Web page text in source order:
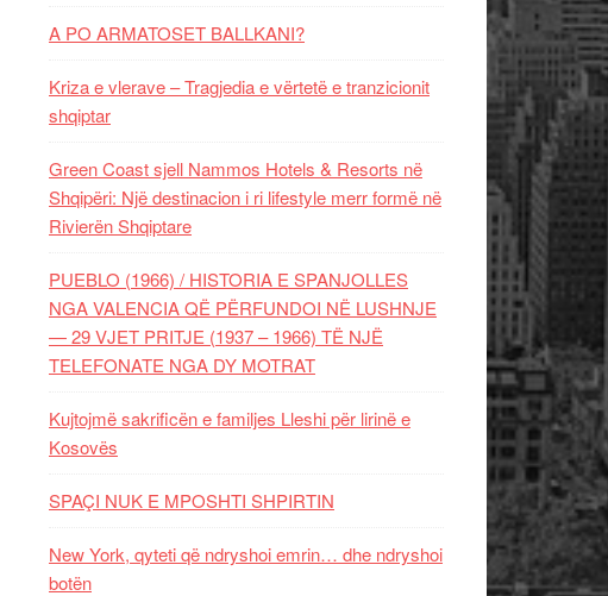
A PO ARMATOSET BALLKANI?
Kriza e vlerave – Tragjedia e vërtetë e tranzicionit
shqiptar
Green Coast sjell Nammos Hotels & Resorts në
Shqipëri: Një destinacion i ri lifestyle merr formë në
Rivierën Shqiptare
PUEBLO (1966) / HISTORIA E SPANJOLLES
NGA VALENCIA QË PËRFUNDOI NË LUSHNJE
— 29 VJET PRITJE (1937 – 1966) TË NJË
TELEFONATE NGA DY MOTRAT
Kujtojmë sakrificën e familjes Lleshi për lirinë e
Kosovës
SPAÇI NUK E MPOSHTI SHPIRTIN
New York, qyteti që ndryshoi emrin… dhe ndryshoi
botën